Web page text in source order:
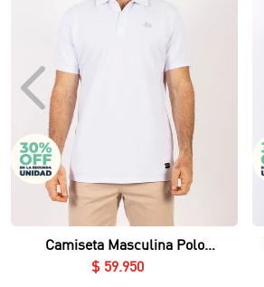
Vista rápida
Camiseta Masculina Polo
Essential en Piqué Lycrado
$ 59.950